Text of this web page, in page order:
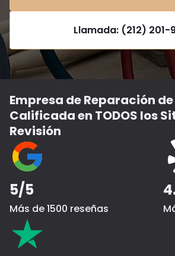
Llamada: (212) 201-
Empresa de Reparación de
Calificada en TODOS los
Revisión
5/5
Más de 1500 reseñas